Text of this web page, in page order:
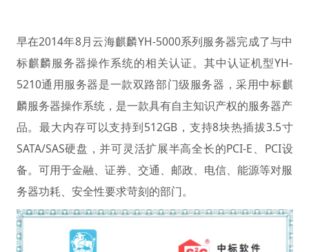
早在2014年8月云海麒麟YH-5000系列服务器完成了与中
标麒麟服务器操作系统的相关认证。其中认证机型YH-
5210通用服务器是一款双路部门级服务器，采用中标麒
麟服务器操作系统，是一款具有自主知识产权的服务器产
品。最大内存可以支持到512GB，支持8块热插拔3.5寸
SATA/SAS硬盘，并可灵活扩展半高全长的PCI-E、PCI设
备。可用于金融、证券、交通、邮政、电信、能源等对服
务器功耗、安全性要求苛刻的部门。